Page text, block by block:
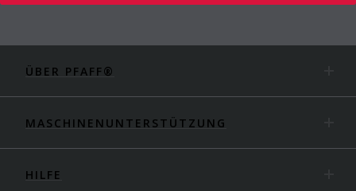
ÜBER PFAFF®
MASCHINENUNTERSTÜTZUNG
HILFE